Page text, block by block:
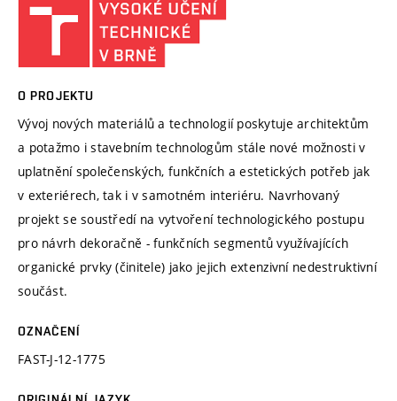
O PROJEKTU
Vývoj nových materiálů a technologií poskytuje architektům
a potažmo i stavebním technologům stále nové možnosti v
uplatnění společenských, funkčních a estetických potřeb jak
v exteriérech, tak i v samotném interiéru. Navrhovaný
projekt se soustředí na vytvoření technologického postupu
pro návrh dekoračně - funkčních segmentů využívajících
organické prvky (činitele) jako jejich extenzivní nedestruktivní
součást.
OZNAČENÍ
FAST-J-12-1775